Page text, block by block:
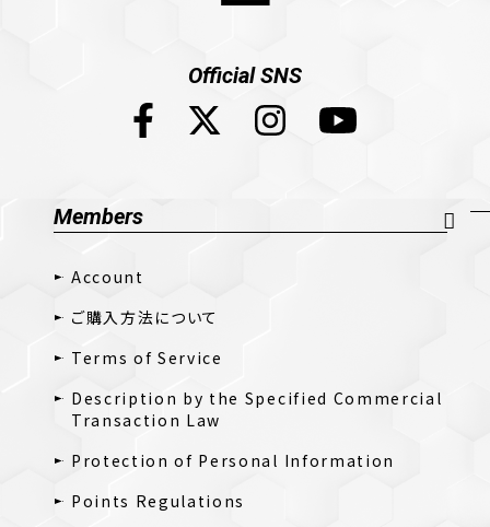
Official SNS
Members
Account
ご購入方法について
Terms of Service
Description by the Specified Commercial
Transaction Law
Protection of Personal Information
Points Regulations